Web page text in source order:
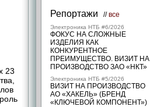
Репортажи //все
Электроника НТБ #6/2026
ФОКУС НА СЛОЖНЫЕ
ИЗДЕЛИЯ КАК
КОНКУРЕНТНОЕ
ПРЕИМУЩЕСТВО. ВИЗИТ НА
ПРОИЗВОДСТВО ЗАО «НКТ»
Электроника НТБ #5/2026
ВИЗИТ НА ПРОИЗВОДСТВО
АО «ХАКЕЛЬ» (БРЕНД
«КЛЮЧЕВОЙ КОМПОНЕНТ»)
23